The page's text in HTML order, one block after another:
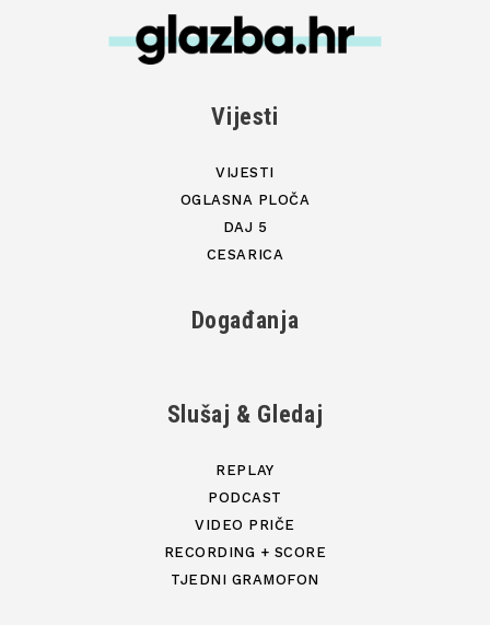
Vijesti
VIJESTI
OGLASNA PLOČA
DAJ 5
CESARICA
Događanja
Slušaj & Gledaj
REPLAY
PODCAST
VIDEO PRIČE
RECORDING + SCORE
TJEDNI GRAMOFON